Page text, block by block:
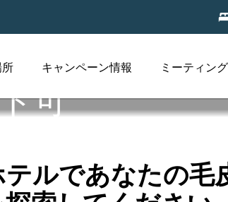
キャンペーン情報 ミーティン
可
ルであなたの毛